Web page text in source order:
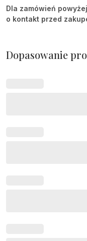
Dla zamówień
o kontakt przed
Dopasowanie